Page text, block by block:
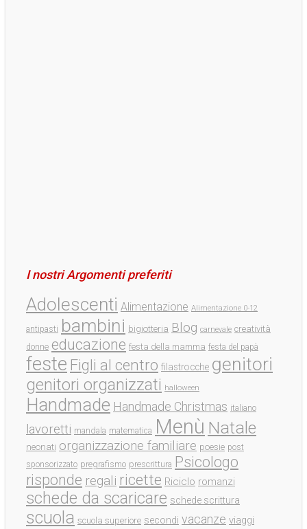
I nostri Argomenti preferiti
Adolescenti Alimentazione Alimentazione 0-12
antipasti bambini bigiotteria Blog carnevale creatività
donne educazione festa della mamma festa del papà
feste Figli al centro filastrocche genitori
genitori organizzati halloween
Handmade Handmade Christmas italiano
lavoretti mandala matematica Menù Natale
neonati organizzazione familiare poesie post
sponsorizzato pregrafismo prescrittura Psicologo
risponde regali ricette Riciclo romanzi
schede da scaricare schede scrittura
scuola scuola superiore secondi vacanze viaggi